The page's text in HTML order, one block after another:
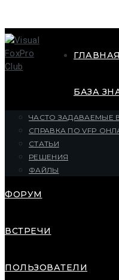
ГЛАВНАЯ
БАЗА
ЧАСТО ЗАДАВАЕМЫЕ
СПРАВКА ПО VFP
СТАТЬИ
РЕШЕНИЯ
ФАЙЛЫ
ФОРУМ
ВСТРЕЧИ
ПОЛЬЗОВАТЕЛИ